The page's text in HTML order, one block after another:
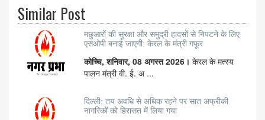
Similar Post
मछुआरों की सुरक्षा और समुद्री हादसों से निपटने के लिए
एसओपी बनाई जाएगी: केरल के मंत्री गफूर
कोच्चि, शनिवार, 08 अगस्त 2026। केरल के मत्स्य
पालन मंत्री वी. ई. अ ...
दिल्ली: तय अवधि से अधिक रहने पर सात अफ्रीकी
नागरिकों को हिरासत में लिया गया